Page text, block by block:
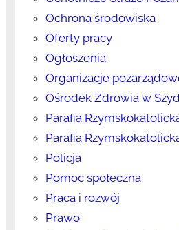
Ochrona środowiska
Oferty pracy
Ogłoszenia
Organizacje
Ośrodek Zdrowia w
Parafia
Parafia
Policja
Pomoc społeczna
Praca i rozwój
Prawo